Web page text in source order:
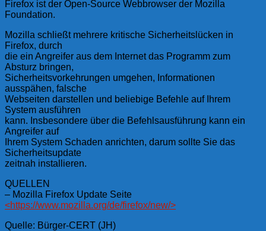
Firefox ist der Open-Source Webbrowser der Mozilla
Foundation.
Mozilla schließt mehrere kritische Sicherheitslücken in
Firefox, durch
die ein Angreifer aus dem Internet das Programm zum
Absturz bringen,
Sicherheitsvorkehrungen umgehen, Informationen
ausspähen, falsche
Webseiten darstellen und beliebige Befehle auf Ihrem
System ausführen
kann. Insbesondere über die Befehlsausführung kann ein
Angreifer auf
Ihrem System Schaden anrichten, darum sollte Sie das
Sicherheitsupdate
zeitnah installieren.
QUELLEN
– Mozilla Firefox Update Seite
<https://www.mozilla.org/de/firefox/new/>
Quelle: Bürger-CERT (JH)